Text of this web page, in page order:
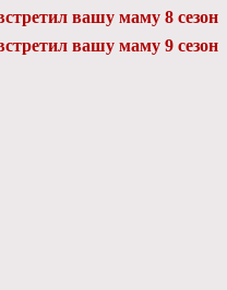
вашу маму 8 сезон
вашу маму 9 сезон